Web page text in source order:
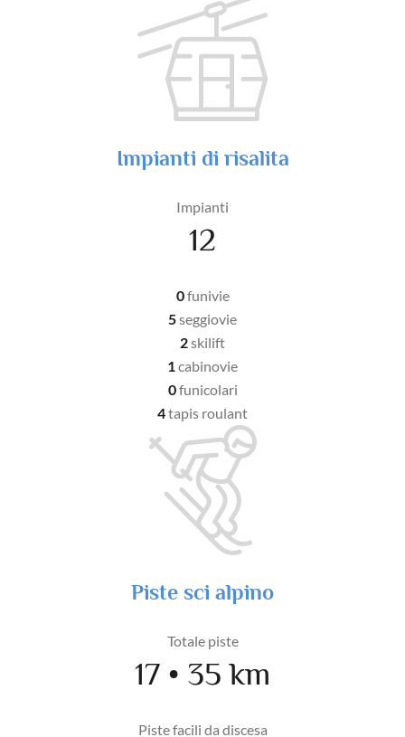
Impianti di risalita
Impianti
12
0funivie
5seggiovie
2skilift
1cabinovie
0funicolari
4tapis roulant
Piste sci alpino
Totale piste
17 • 35 km
Piste facili da discesa